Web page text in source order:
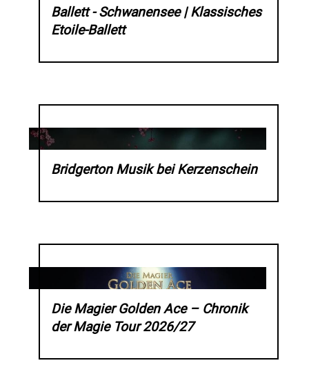
Ballett - Schwanensee | Klassisches
Etoile-Ballett
Bridgerton Musik bei Kerzenschein
Die Magier Golden Ace – Chronik
der Magie Tour 2026/27